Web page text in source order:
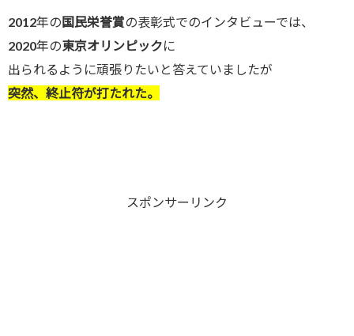
2012年の国民栄誉賞の表彰式でのインタビューでは、
2020年の東京オリンピックに
出られるように頑張りたいと答えていましたが
突然、終止符が打たれた。
スポンサーリンク